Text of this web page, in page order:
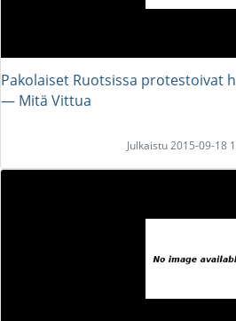
Pakolaiset Ruotsissa protestoivat
― Mitä Vittua
Julkaistu 2015-09-18